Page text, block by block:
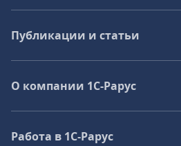
Публикации и статьи
О компании 1C-Рарус
Работа в 1С‑Рарус